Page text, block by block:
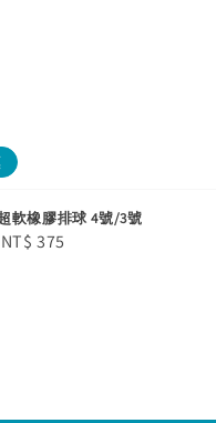
軟橡膠排球 4號/3號
Sale
NT$ 375